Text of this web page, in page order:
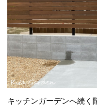
キッチンガーデンへ続く